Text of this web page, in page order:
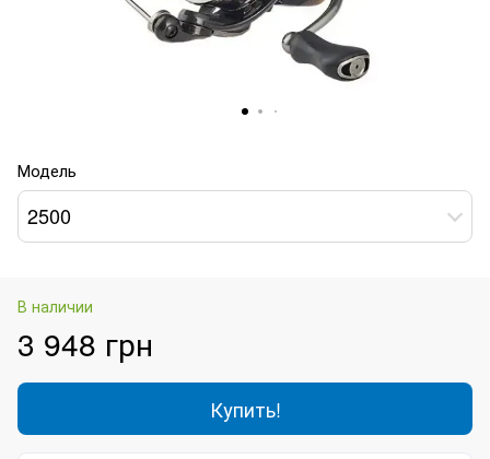
Модель
2500
В наличии
3 948 грн
Купить!